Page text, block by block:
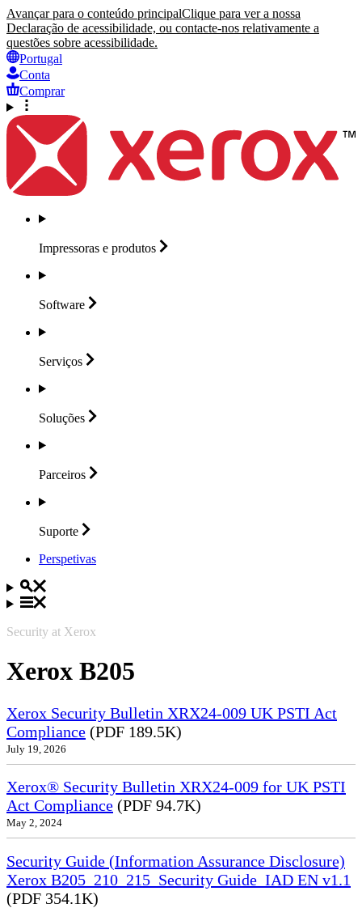
Avançar para o conteúdo principalClique para ver a nossa
Declaração de acessibilidade, ou contacte-nos relativamente a
questões sobre acessibilidade.
Portugal
Conta
Comprar
Impressoras e produtos
Software
Serviços
Soluções
Parceiros
Suporte
Perspetivas
Security at Xerox
Xerox B205
Xerox Security Bulletin XRX24-009 UK PSTI Act
Compliance (PDF 189.5K)
July 19, 2026
Xerox® Security Bulletin XRX24-009 for UK PSTI
Act Compliance (PDF 94.7K)
May 2, 2024
Security Guide (Information Assurance Disclosure)
Xerox B205_210_215_Security Guide_IAD EN v1.1
(PDF 354.1K)